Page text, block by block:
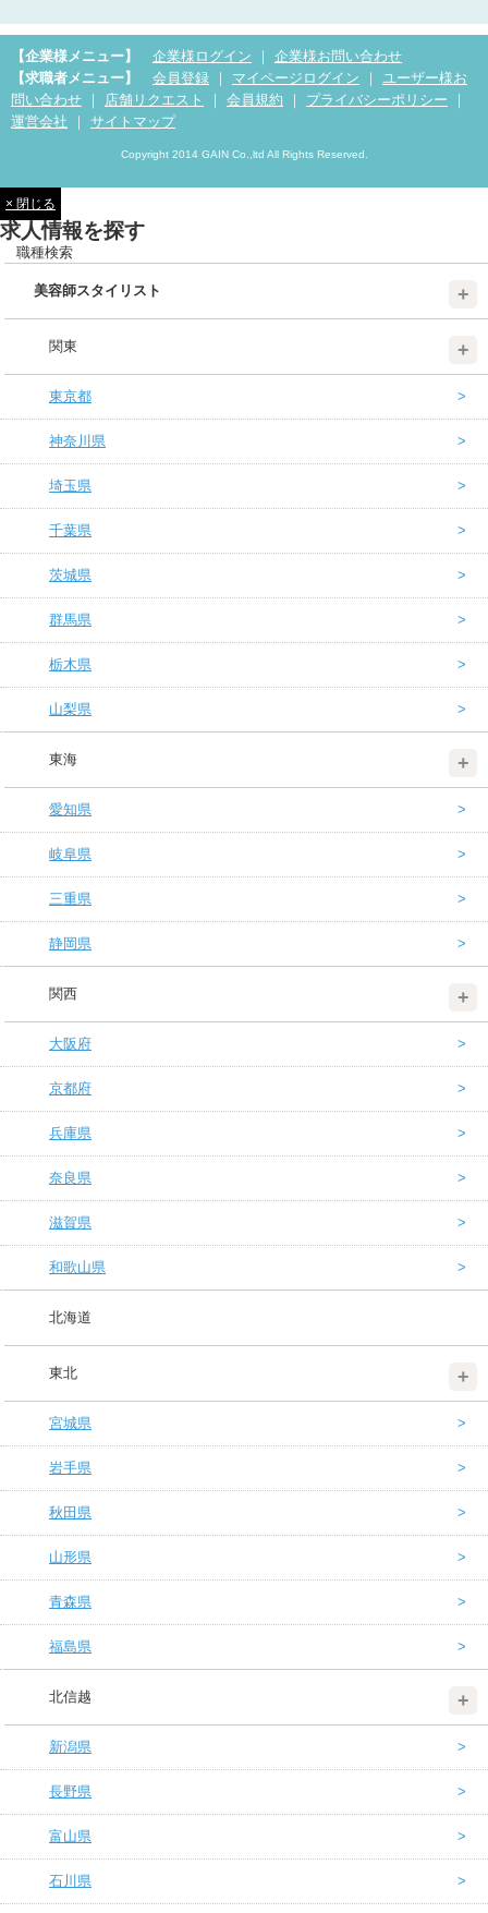
【企業様メニュー】 企業様ログイン ｜ 企業様お問い合わせ
【求職者メニュー】
会員登録 ｜ マイページログイン ｜ ユーザー様お
問い合わせ ｜ 店舗リクエスト ｜ 会員規約 ｜ プライバシーポリシー ｜
運営会社 ｜ サイトマップ
Copyright 2014 GAIN Co.,ltd All Rights Reserved.
× 閉じる
求人情報を探す
職種検索
美容師スタイリスト
関東
東京都
神奈川県
埼玉県
千葉県
茨城県
群馬県
栃木県
山梨県
東海
愛知県
岐阜県
三重県
静岡県
関西
大阪府
京都府
兵庫県
奈良県
滋賀県
和歌山県
北海道
東北
宮城県
岩手県
秋田県
山形県
青森県
福島県
北信越
新潟県
長野県
富山県
石川県